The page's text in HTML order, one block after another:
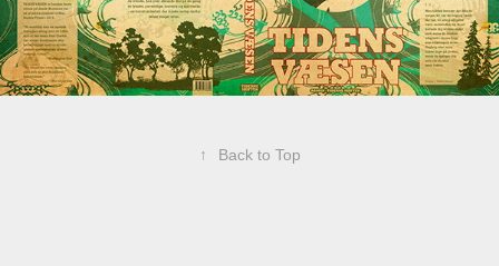
↑ Back to Top